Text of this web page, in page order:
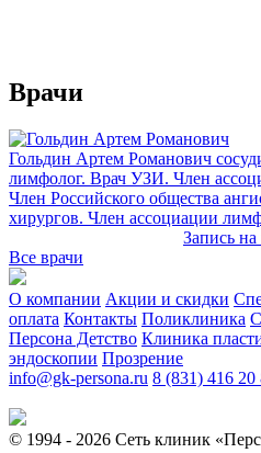
Врачи
Гольдин Артем Романович
лимфолог. Врач УЗИ. Член
Член Российского общества
хирургов. Член ассоциации
Запись
Все врачи
О компании Акции и скидки
оплата Контакты Поликлиника
Персона Детство Клиника
эндоскопии Прозрение
info@gk-persona.ru 8 (831) 416 20
© 1994 - 2026 Сеть клиник